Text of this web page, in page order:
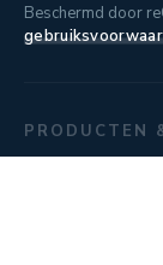
Beschermd door
PRODUCTEN